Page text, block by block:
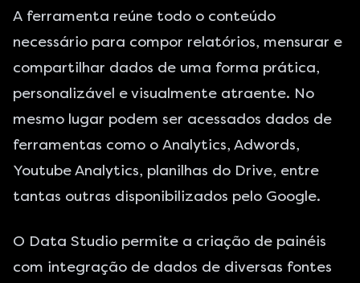
A ferramenta reúne todo o conteúdo
necessário para compor relatórios, mensurar e
compartilhar dados de uma forma prática,
personalizável e visualmente atraente. No
mesmo lugar podem ser acessados dados de
ferramentas como o Analytics, Adwords,
Youtube Analytics, planilhas do Drive, entre
tantas outras disponibilizados pelo Google.
O Data Studio permite a criação de painéis
com integração de dados de diversas fontes